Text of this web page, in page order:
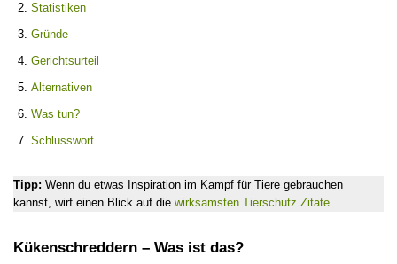
Statistiken
Gründe
Gerichtsurteil
Alternativen
Was tun?
Schlusswort
Tipp: Wenn du etwas Inspiration im Kampf für Tiere gebrauchen
kannst, wirf einen Blick auf die wirksamsten Tierschutz Zitate.
Kükenschreddern – Was ist das?